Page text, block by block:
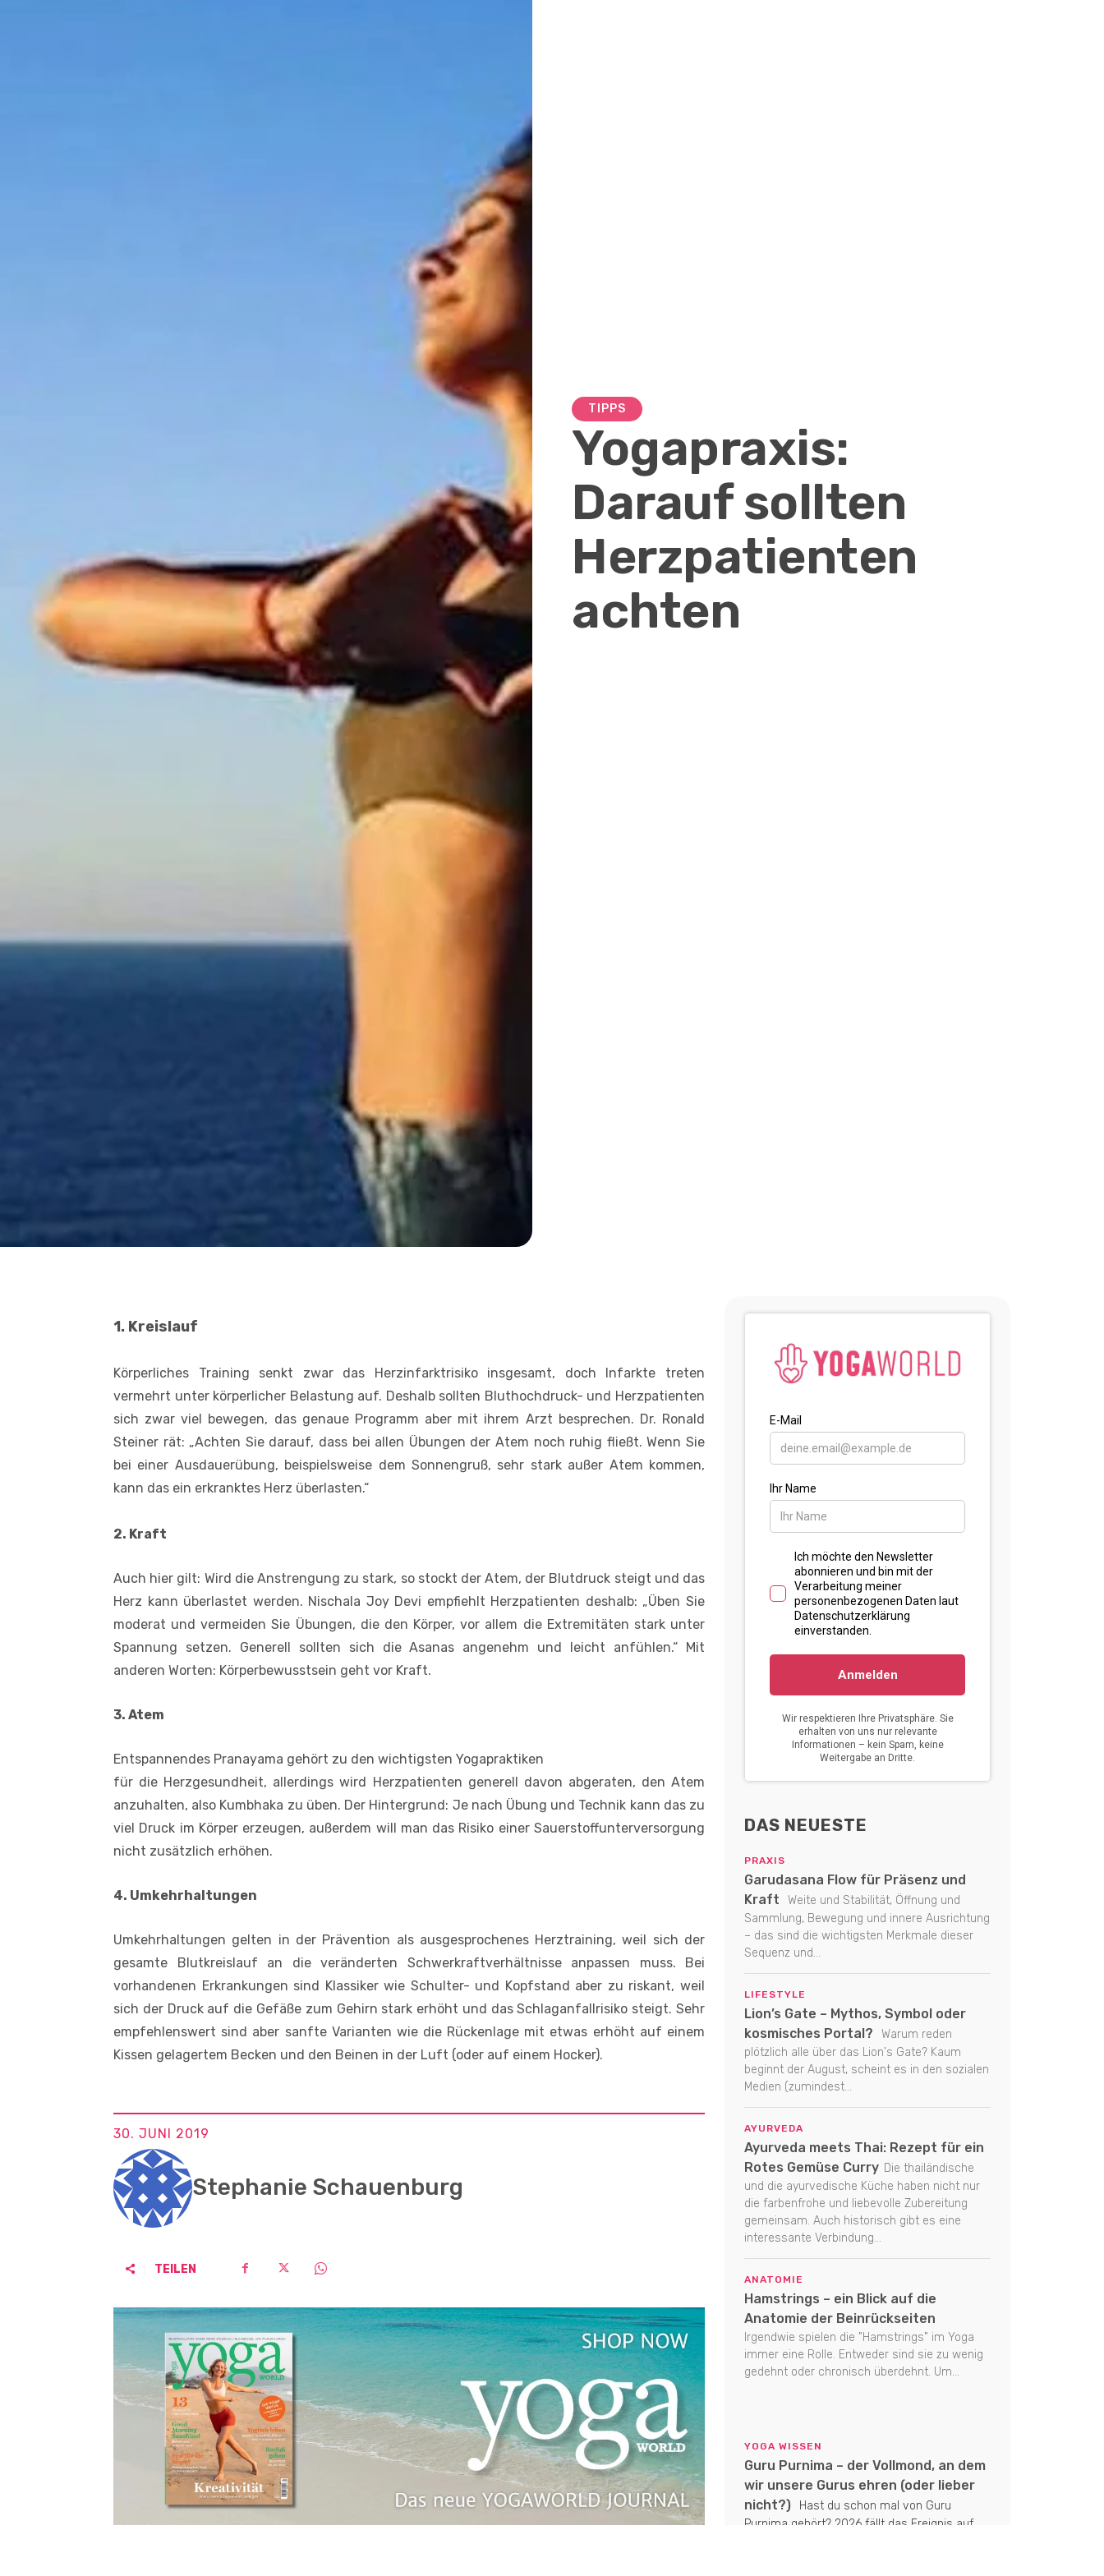
TIPPS
Yogapraxis:
Darauf sollten
Herzpatienten
achten
1. Kreislauf
Körperliches Training senkt zwar das Herzinfarktrisiko insgesamt, doch Infarkte treten
vermehrt unter körperlicher Belastung auf. Deshalb sollten Bluthochdruck- und Herzpatienten
sich zwar viel bewegen, das genaue Programm aber mit ihrem Arzt besprechen. Dr. Ronald
Steiner rät: „Achten Sie darauf, dass bei allen Übungen der Atem noch ruhig fließt. Wenn Sie
bei einer Ausdauerübung, beispielsweise dem Sonnengruß, sehr stark außer Atem kommen,
kann das ein erkranktes Herz überlasten.“
2. Kraft
Auch hier gilt: Wird die Anstrengung zu stark, so stockt der Atem, der Blutdruck steigt und das
Herz kann überlastet werden. Nischala Joy Devi empfiehlt Herzpatienten deshalb: „Üben Sie
moderat und vermeiden Sie Übungen, die den Körper, vor allem die Extremitäten stark unter
Spannung setzen. Generell sollten sich die Asanas angenehm und leicht anfühlen.“ Mit
anderen Worten: Körperbewusstsein geht vor Kraft.
3. Atem
Entspannendes Pranayama gehört zu den wichtigsten Yogapraktiken
für die Herzgesundheit, allerdings wird Herzpatienten generell davon abgeraten, den Atem
anzuhalten, also Kumbhaka zu üben. Der Hintergrund: Je nach Übung und Technik kann das zu
viel Druck im Körper erzeugen, außerdem will man das Risiko einer Sauerstoffunterversorgung
nicht zusätzlich erhöhen.
4. Umkehrhaltungen
Umkehrhaltungen gelten in der Prävention als ausgesprochenes Herztraining, weil sich der
gesamte Blutkreislauf an die veränderten Schwerkraftverhältnisse anpassen muss. Bei
vorhandenen Erkrankungen sind Klassiker wie Schulter- und Kopfstand aber zu riskant, weil
sich der Druck auf die Gefäße zum Gehirn stark erhöht und das Schlaganfallrisiko steigt. Sehr
empfehlenswert sind aber sanfte Varianten wie die Rückenlage mit etwas erhöht auf einem
Kissen gelagertem Becken und den Beinen in der Luft (oder auf einem Hocker).
30. JUNI 2019
Stephanie Schauenburg
TEILEN
DAS NEUESTE
PRAXIS
Garudasana Flow für Präsenz und
Kraft
Weite und Stabilität, Öffnung und
Sammlung, Bewegung und innere Ausrichtung
– das sind die wichtigsten Merkmale dieser
Sequenz und...
LIFESTYLE
Lion’s Gate – Mythos, Symbol oder
kosmisches Portal?
Warum reden
plötzlich alle über das Lion's Gate? Kaum
beginnt der August, scheint es in den sozialen
Medien (zumindest...
AYURVEDA
Ayurveda meets Thai: Rezept für ein
Rotes Gemüse Curry Die thailändische
und die ayurvedische Küche haben nicht nur
die farbenfrohe und liebevolle Zubereitung
gemeinsam. Auch historisch gibt es eine
interessante Verbindung...
ANATOMIE
Hamstrings – ein Blick auf die
Anatomie der Beinrückseiten
Irgendwie spielen die "Hamstrings" im Yoga
immer eine Rolle. Entweder sind sie zu wenig
gedehnt oder chronisch überdehnt. Um...
YOGA WISSEN
Guru Purnima – der Vollmond, an dem
wir unsere Gurus ehren (oder lieber
nicht?)
Hast du schon mal von Guru
Purnima gehört? 2026 fällt das Ereignis auf